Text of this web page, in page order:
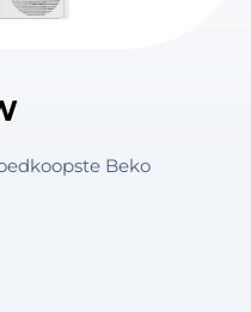
Beko